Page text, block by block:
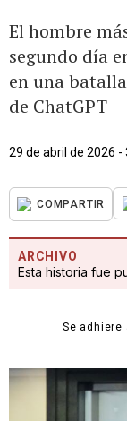
El hombre
segundo día
en una
de ChatGPT
29 de abril de 2026 -
COMPARTIR
ARCHIVO
Esta historia fue
Se